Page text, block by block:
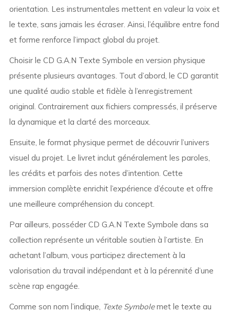
orientation. Les instrumentales mettent en valeur la voix et
le texte, sans jamais les écraser. Ainsi, l’équilibre entre fond
et forme renforce l’impact global du projet.
Choisir le CD G.A.N Texte Symbole en version physique
présente plusieurs avantages. Tout d’abord, le CD garantit
une qualité audio stable et fidèle à l’enregistrement
original. Contrairement aux fichiers compressés, il préserve
la dynamique et la clarté des morceaux.
Ensuite, le format physique permet de découvrir l’univers
visuel du projet. Le livret inclut généralement les paroles,
les crédits et parfois des notes d’intention. Cette
immersion complète enrichit l’expérience d’écoute et offre
une meilleure compréhension du concept.
Par ailleurs, posséder CD G.A.N Texte Symbole dans sa
collection représente un véritable soutien à l’artiste. En
achetant l’album, vous participez directement à la
valorisation du travail indépendant et à la pérennité d’une
scène rap engagée.
Comme son nom l’indique, Texte Symbolemet le texte au